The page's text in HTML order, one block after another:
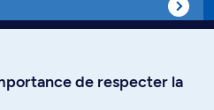
de respecter la